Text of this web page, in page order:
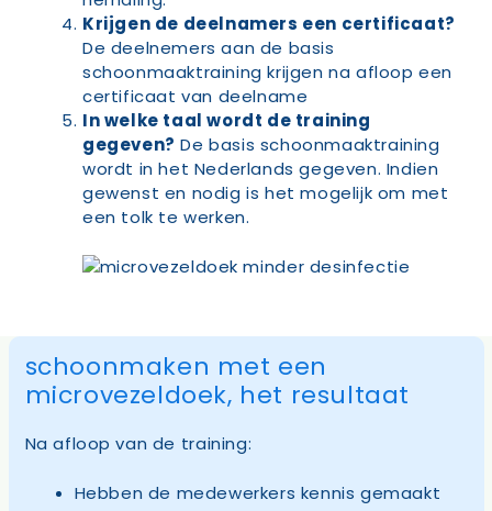
Krijgen de deelnamers een certificaat?
De deelnemers aan de basis
schoonmaaktraining krijgen na afloop een
certificaat van deelname
In welke taal wordt de training
gegeven? De basis schoonmaaktraining
wordt in het Nederlands gegeven. Indien
gewenst en nodig is het mogelijk om met
een tolk te werken.
schoonmaken met een
microvezeldoek, het resultaat
Na afloop van de training:
Hebben de medewerkers kennis gemaakt